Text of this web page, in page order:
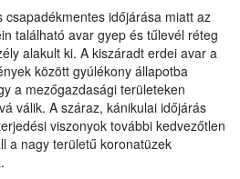
csapadékmentes időjárása miatt az
található avar gyep és tűlevél réteg
alakult ki. A kiszáradt erdei avar a
között gyúlékony állapotba
a mezőgazdasági területeken
válik. A száraz, kánikulai időjárás
viszonyok további kedvezőtlen
a nagy területű koronatüzek